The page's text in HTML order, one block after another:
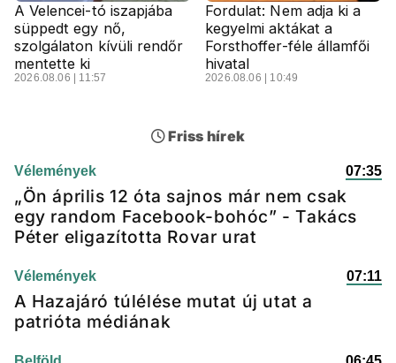
A Velencei-tó iszapjába
süppedt egy nő,
szolgálaton kívüli rendőr
mentette ki
2026.08.06 | 11:57
Fordulat: Nem adja ki a
kegyelmi aktákat a
Forsthoffer-féle államfői
hivatal
2026.08.06 | 10:49
Friss hírek
Vélemények 07:35
„Ön április 12 óta sajnos már nem csak
egy random Facebook-bohóc” - Takács
Péter eligazította Rovar urat
Vélemények 07:11
A Hazajáró túlélése mutat új utat a
patrióta médiának